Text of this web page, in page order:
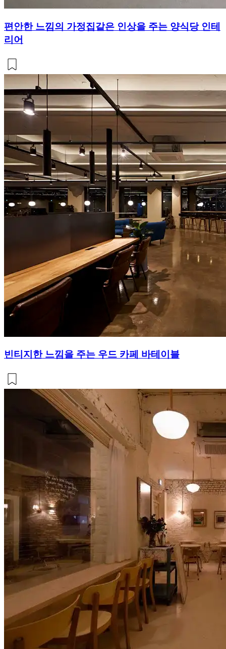
편안한 느낌의 가정집같은 인상을 주는 양식당 인테
리어
빈티지한 느낌을 주는 우드 카페 바테이블